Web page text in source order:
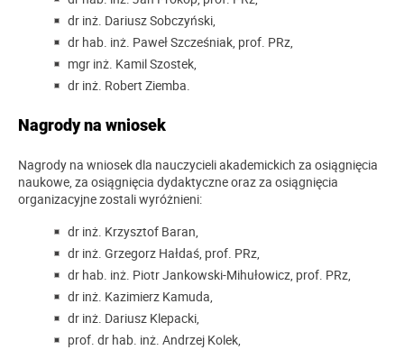
dr inż. Dariusz Sobczyński,
dr hab. inż. Paweł Szcześniak, prof. PRz,
mgr inż. Kamil Szostek,
dr inż. Robert Ziemba.
Nagrody na wniosek
Nagrody na wniosek dla nauczycieli akademickich za osiągnięcia
naukowe, za osiągnięcia dydaktyczne oraz za osiągnięcia
organizacyjne zostali wyróżnieni:
dr inż. Krzysztof Baran,
dr inż. Grzegorz Hałdaś, prof. PRz,
dr hab. inż. Piotr Jankowski-Mihułowicz, prof. PRz,
dr inż. Kazimierz Kamuda,
dr inż. Dariusz Klepacki,
prof. dr hab. inż. Andrzej Kolek,